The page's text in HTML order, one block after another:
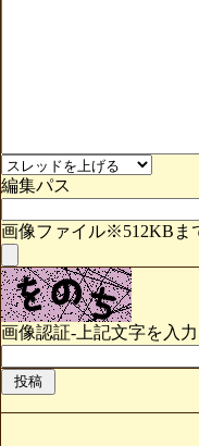
編集パス
画像ファイル※512KBま
画像認証-上記文字を入